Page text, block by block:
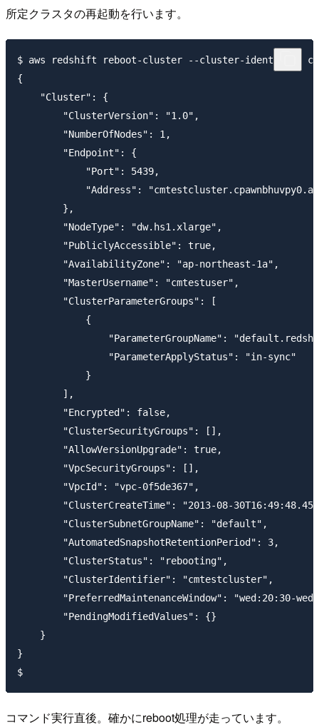
所定クラスタの再起動を行います。
$ aws redshift reboot-cluster --cluster-identifier
{
    "Cluster": {
        "ClusterVersion": "1.0",
        "NumberOfNodes": 1,
        "Endpoint": {
            "Port": 5439,
"Address":
        },
        "NodeType": "dw.hs1.xlarge",
        "PubliclyAccessible": true,
        "AvailabilityZone": "ap-northeast-1a",
        "MasterUsername": "cmtestuser",
        "ClusterParameterGroups": [
            {
"ParameterGroupName":
                "ParameterApplyStatus": "in-sync"
            }
        ],
        "Encrypted": false,
        "ClusterSecurityGroups": [],
        "AllowVersionUpgrade": true,
        "VpcSecurityGroups": [],
        "VpcId": "vpc-0f5de367",
"ClusterCreateTime": "2013-08-
        "ClusterSubnetGroupName": "default",
        "AutomatedSnapshotRetentionPeriod": 3,
        "ClusterStatus": "rebooting",
        "ClusterIdentifier": "cmtestcluster",
"PreferredMaintenanceWindow": "wed:20:30-
        "PendingModifiedValues": {}
    }
}
コマンド実行直後。確かにreboot処理が走っています。